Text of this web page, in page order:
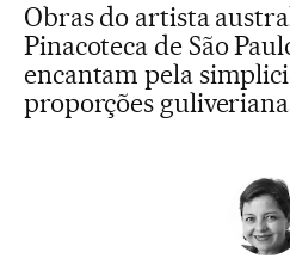
Obras do artista
Pinacoteca de São
encantam pela
proporções